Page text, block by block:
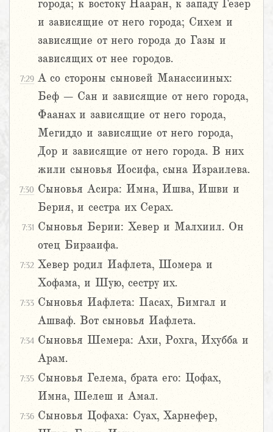
города; к востоку Нааран, к западу Гезер
и зависящие от него города; Сихем и
зависящие от него города до Газы и
зависящих от нее городов.
7:29 А со стороны сыновей Манассииных:
Беф – Сан и зависящие от него города,
Фаанах и зависящие от него города,
Мегиддо и зависящие от него города,
Дор и зависящие от него города. В них
жили сыновья Иосифа, сына Израилева.
7:30 Сыновья Асира: Имна, Ишва, Ишви и
Берия, и сестра их Серах.
7:31 Сыновья Берии: Хевер и Малхиил. Он
отец Бирзаифа.
7:32 Хевер родил Иафлета, Шомера и
Хофама, и Шую, сестру их.
7:33 Сыновья Иафлета: Пасах, Бимгал и
Ашваф. Вот сыновья Иафлета.
7:34 Сыновья Шемера: Ахи, Рохга, Ихубба и
Арам.
7:35 Сыновья Гелема, брата его: Цофах,
Имна, Шелеш и Амал.
7:36 Сыновья Цофаха: Суах, Харнефер,